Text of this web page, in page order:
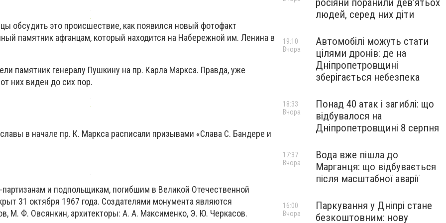
обсудить это происшествие, как появился новый фотофакт
памятник афганцам, который находится на Набережной им. Ленина в
памятник генералу Пушкину на пр. Карла Маркса. Правда, уже
них виден до сих пор.
в начале пр. К. Маркса расписали призывами «Слава С. Бандере и
и подпольщикам, погибшим в Великой Отечественной
31 октября 1967 года. Создателями монумента являются
М. Ф. Овсянкин, архитекторы: А. А. Максименко, Э. Ю. Черкасов.
росіяни поранили дев’ятьох
людей, серед них діти
Автомобілі можуть стати
цілями дронів: де на
Дніпропетровщині
зберігається небезпека
19:10
Вчора
Понад 40 атак і загиблі: що
відбувалося на
Дніпропетровщині 8 серпня
18:33
Вчора
Вода вже пішла до
Марганця: що відбувається
після масштабної аварії
17:37
Вчора
Паркування у Дніпрі стане
безкоштовним: нову
16:00
Вчора